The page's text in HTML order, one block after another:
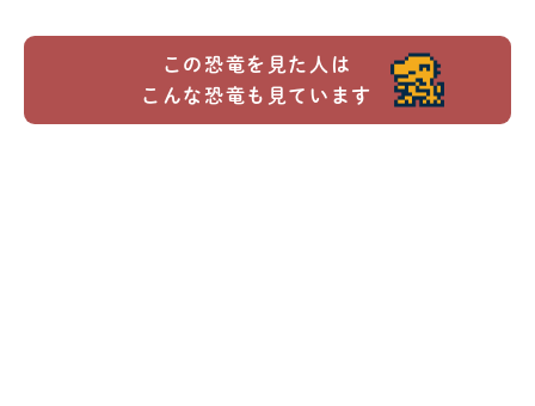
この恐竜を見た人は
こんな恐竜も見ています